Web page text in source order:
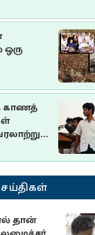
நீதி
மனிதாபிமானப்
ஒரு
:
பாடம்
காணத்
தான்